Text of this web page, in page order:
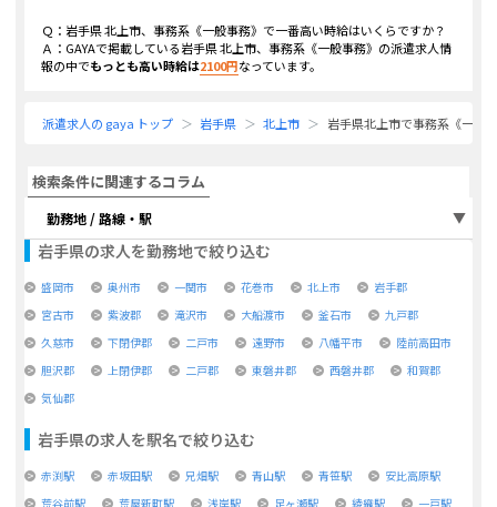
Ｑ： 岩手県 北上市、事務系《一般事務》 で一番高い時給はいくらですか？
Ａ：GAYAで掲載している岩手県 北上市、事務系《一般事務》 の派遣求人情
報の中でもっとも高い時給は2100円なっています。
派遣求人の gaya トップ 岩手県 北上市 岩手県北上市で事務系《一般
検索条件に関連するコラム
勤務地 / 路線・駅
岩手県の求人を勤務地で絞り込む
盛岡市 奥州市 一関市 花巻市 北上市
岩手郡
宮古市
紫波郡 滝沢市 大船渡市 釜石市
九戸郡
久慈市
下閉伊郡 二戸市 遠野市 八幡平市
陸前高田市
胆沢郡
上閉伊郡 二戸郡 東磐井郡 西磐井郡
和賀郡
気仙郡
岩手県の求人を駅名で絞り込む
赤渕駅 赤坂田駅 兄畑駅 青山駅 青笹駅
安比高原駅
荒谷前駅
荒屋新町駅 浅岸駅 足ヶ瀬駅 綾織駅 一戸駅